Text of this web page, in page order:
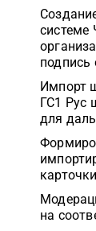
системе
Импорт
ГС1 Рус
для
на